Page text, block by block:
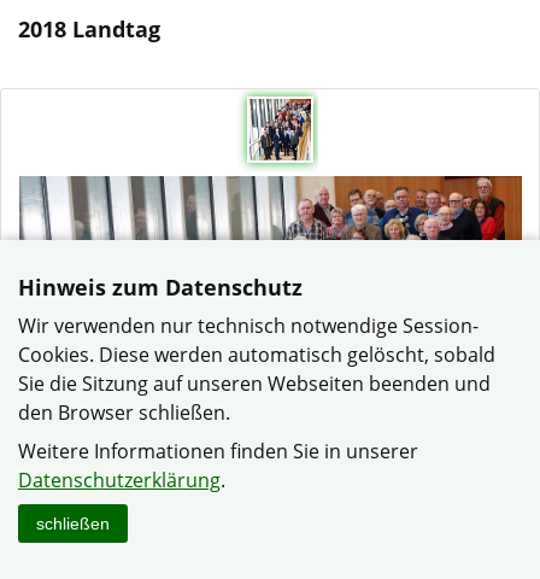
2018 Landtag
Hinweis zum Datenschutz
Wir verwenden nur technisch notwendige Session-
Cookies. Diese werden automatisch gelöscht, sobald
Sie die Sitzung auf unseren Webseiten beenden und
den Browser schließen.
Weitere Informationen finden Sie in unserer
Datenschutzerklärung.
schließen